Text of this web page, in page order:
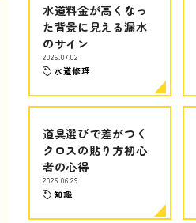
水道料金が高くなっ
た背景に見える漏水
のサイン
2026.07.02
水道修理
道具選びで差がつく
クロスの貼り方初心
者の心得
2026.06.29
知識